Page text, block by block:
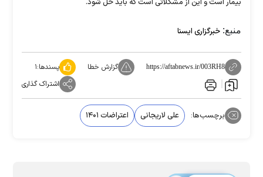
منبع: خبرگزاری ایسنا
https://aftabnews.ir/003RH8 گزارش خطا پسندها:۱
اشتراک گذاری
برچسب‌ها: علی لاریجانی اعتراضات ۱۴۰۱